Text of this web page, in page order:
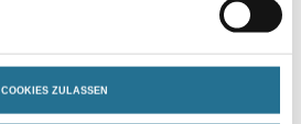
COOKIES ZULASSEN
Halt in Beton/Stahlbeton